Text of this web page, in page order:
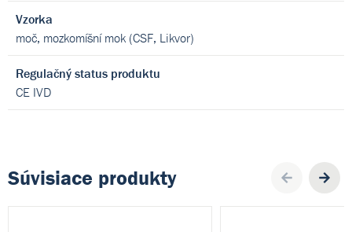
Vzorka
moč, mozkomíšní mok (CSF, Likvor)
Regulačný status produktu
CE IVD
Súvisiace produkty